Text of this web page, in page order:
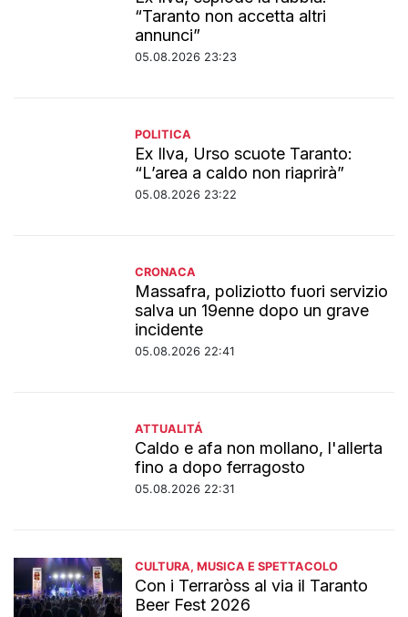
“Taranto non accetta altri
annunci”
05.08.2026 23:23
POLITICA
Ex Ilva, Urso scuote Taranto:
“L’area a caldo non riaprirà”
05.08.2026 23:22
CRONACA
Massafra, poliziotto fuori servizio
salva un 19enne dopo un grave
incidente
05.08.2026 22:41
ATTUALITÁ
Caldo e afa non mollano, l'allerta
fino a dopo ferragosto
05.08.2026 22:31
CULTURA, MUSICA E SPETTACOLO
Con i Terraròss al via il Taranto
Beer Fest 2026